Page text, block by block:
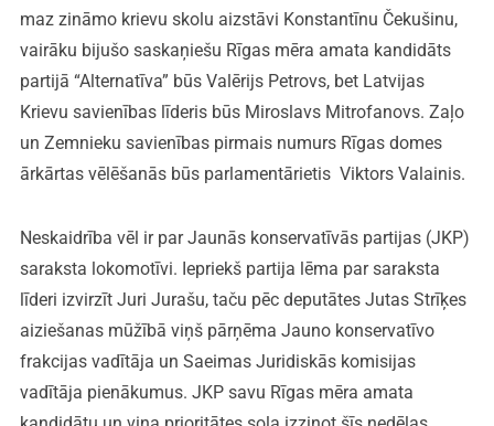
maz zināmo krievu skolu aizstāvi Konstantīnu Čekušinu,
vairāku bijušo saskaņiešu Rīgas mēra amata kandidāts
partijā “Alternatīva” būs Valērijs Petrovs, bet Latvijas
Krievu savienības līderis būs Miroslavs Mitrofanovs. Zaļo
un Zemnieku savienības pirmais numurs Rīgas domes
ārkārtas vēlēšanās būs parlamentārietis Viktors Valainis.
Neskaidrība vēl ir par Jaunās konservatīvās partijas (JKP)
saraksta lokomotīvi. Iepriekš partija lēma par saraksta
līderi izvirzīt Juri Jurašu, taču pēc deputātes Jutas Strīķes
aiziešanas mūžībā viņš pārņēma Jauno konservatīvo
frakcijas vadītāja un Saeimas Juridiskās komisijas
vadītāja pienākumus. JKP savu Rīgas mēra amata